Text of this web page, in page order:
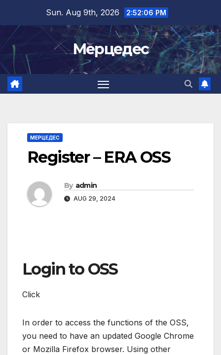
content
Sun. Aug 9th, 2026 2:52:07 PM
Мерцедес
МЕРЦЕДЕС
Register – ERA OSS
By admin
AUG 29, 2024
Login to OSS
Click
In order to access the functions of the OSS,
you need to have an updated Google Chrome
or Mozilla Firefox browser. Using other